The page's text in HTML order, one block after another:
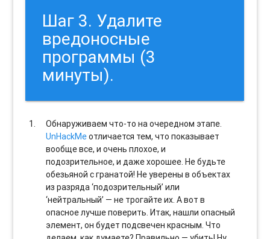
Шаг 3. Удалите
вредоносные
программы (3
минуты).
Обнаруживаем что-то на очередном этапе.
UnHackMeотличается тем, что показывает
вообще все, и очень плохое, и
подозрительное, и даже хорошее. Не будьте
обезьяной с гранатой! Не уверены в объектах
из разряда ‘подозрительный’ или
‘нейтральный’ — не трогайте их. А вот в
опасное лучше поверить. Итак, нашли опасный
элемент, он будет подсвечен красным. Что